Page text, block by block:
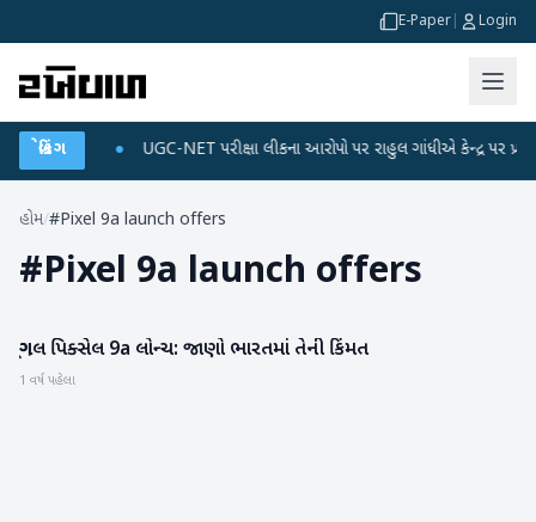
E-Paper Login
બ્રેકિંગ
પ્લાન UGC-NET પરીક્ષા લીકના આરોપો પર રાહુલ ગાંધીએ કેન્દ્ર પર પ્રહાર
હોમ/#Pixel 9a launch offers
#Pixel 9a launch offers
ગેજેટ
ગૂગલ પિક્સેલ 9a લોન્ચ: જાણો ભારતમાં તેની કિંમત
1 વર્ષ પહેલા